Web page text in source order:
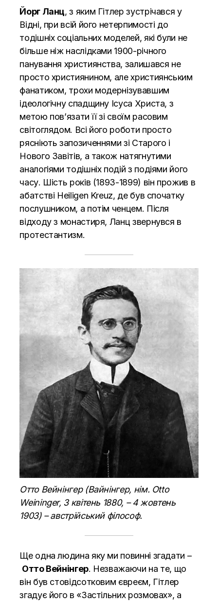
Йорг Ланц, з яким Гітлер зустрічався у
Відні, при всій його нетерпимості до
тодішніх соціальних моделей, які були не
більше ніж наслідками 1900-річного
панування християнства, залишався не
просто християнином, але християнським
фанатиком, трохи модернізувавшим
ідеологічну спадщину Ісуса Христа, з
метою пов’язати її зі своїм расовим
світоглядом. Всі його роботи просто
рясніють запозиченнями зі Старого і
Нового Завітів, а також натягнутими
аналогіями тодішніх подій з подіями його
часу. Шість років (1893-1899) він прожив в
абатстві Heiligen Kreuz, де був спочатку
послушником, а потім ченцем. Після
відходу з монастиря, Ланц звернувся в
протестантизм.
Отто Вейнінгер (Вайнінгер, нім. Otto
Weininger, 3 квітень 1880, – 4 жовтень
1903) – австрійський філософ.
Ще одна людина яку ми повинні згадати –
Отто Вейнінгер. Незважаючи на те, що
він був стовідсотковим євреєм, Гітлер
згадує його в «Застільних розмовах», а